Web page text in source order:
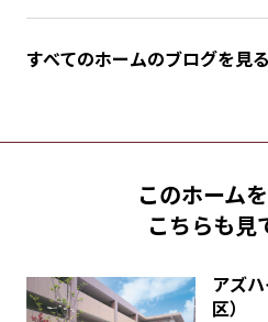
すべてのホームのブログを見る
このホーム
こちらも見
アズ
区）